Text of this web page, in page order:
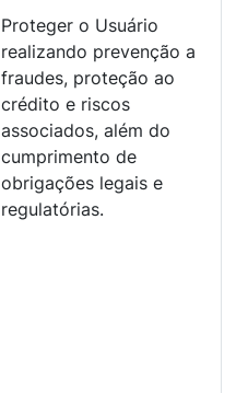
Proteger o Usuário
realizando prevenção a
fraudes, proteção ao
crédito e riscos
associados, além do
cumprimento de
obrigações legais e
regulatórias.